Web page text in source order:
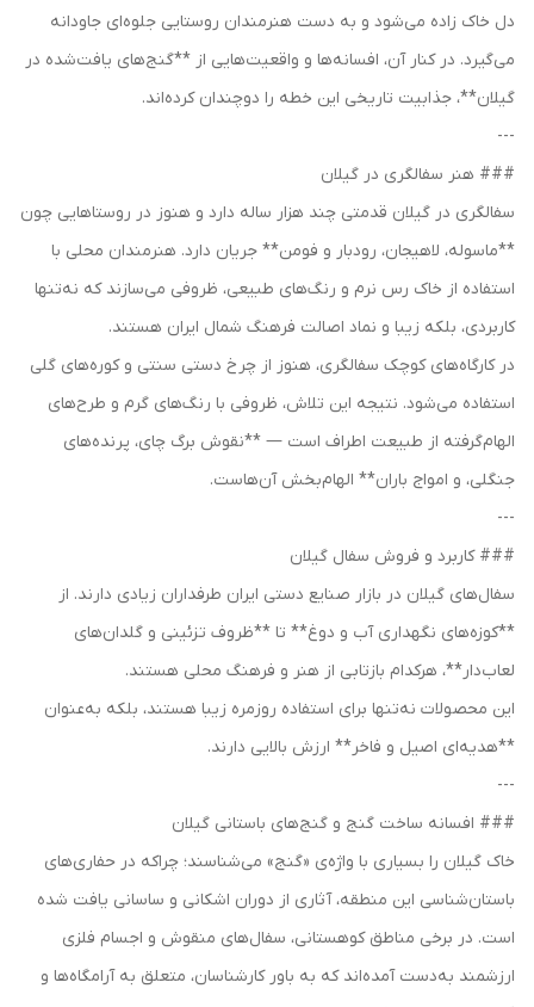
دل خاک زاده می‌شود و به دست هنرمندان روستایی جلوه‌ای جاودانه
می‌گیرد. در کنار آن، افسانه‌ها و واقعیت‌هایی از **گنج‌های یافت‌شده در
گیلان**، جذابیت تاریخی این خطه را دوچندان کرده‌اند.
---
### هنر سفالگری در گیلان
سفالگری در گیلان قدمتی چند هزار ساله دارد و هنوز در روستاهایی چون
**ماسوله، لاهیجان، رودبار و فومن** جریان دارد. هنرمندان محلی با
استفاده از خاک رس نرم و رنگ‌های طبیعی، ظروفی می‌سازند که نه‌تنها
کاربردی، بلکه زیبا و نماد اصالت فرهنگ شمال ایران هستند.
در کارگاه‌های کوچک سفالگری، هنوز از چرخ دستی سنتی و کوره‌های گلی
استفاده می‌شود. نتیجه این تلاش، ظروفی با رنگ‌های گرم و طرح‌های
الهام‌گرفته از طبیعت اطراف است — **نقوش برگ چای، پرنده‌های
جنگلی، و امواج باران** الهام‌بخش آن‌هاست.
---
### کاربرد و فروش سفال گیلان
سفال‌های گیلان در بازار صنایع دستی ایران طرفداران زیادی دارند. از
**کوزه‌های نگهداری آب و دوغ** تا **ظروف تزئینی و گلدان‌های
لعاب‌دار**، هرکدام بازتابی از هنر و فرهنگ محلی هستند.
این محصولات نه‌تنها برای استفاده روزمره زیبا هستند، بلکه به‌عنوان
**هدیه‌ای اصیل و فاخر** ارزش بالایی دارند.
---
### افسانه ساخت گنج و گنج‌های باستانی گیلان
خاک گیلان را بسیاری با واژه‌ی «گنج» می‌شناسند؛ چراکه در حفاری‌های
باستان‌شناسی این منطقه، آثاری از دوران اشکانی و ساسانی یافت شده
است. در برخی مناطق کوهستانی، سفال‌های منقوش و اجسام فلزی
ارزشمند به‌دست آمده‌اند که به باور کارشناسان، متعلق به آرامگاه‌ها و